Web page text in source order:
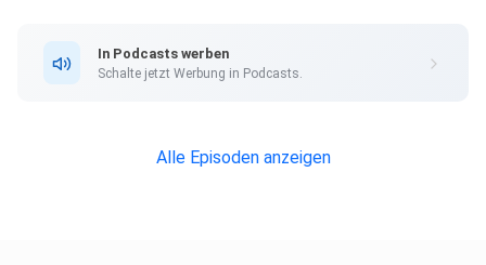
In Podcasts werben
Schalte jetzt Werbung in Podcasts.
Alle Episoden anzeigen